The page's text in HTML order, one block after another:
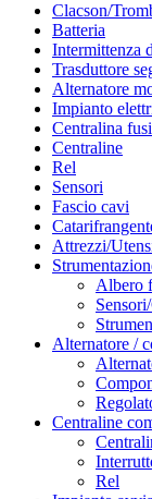
Clacson/
Batteria
Intermittenza
Trasduttore
Alternatore
Impianto
Centralina
Centraline
Rel
Sensori
Fascio cavi
Attrezzi/
Albero
Alternatore /
Centraline
Rel